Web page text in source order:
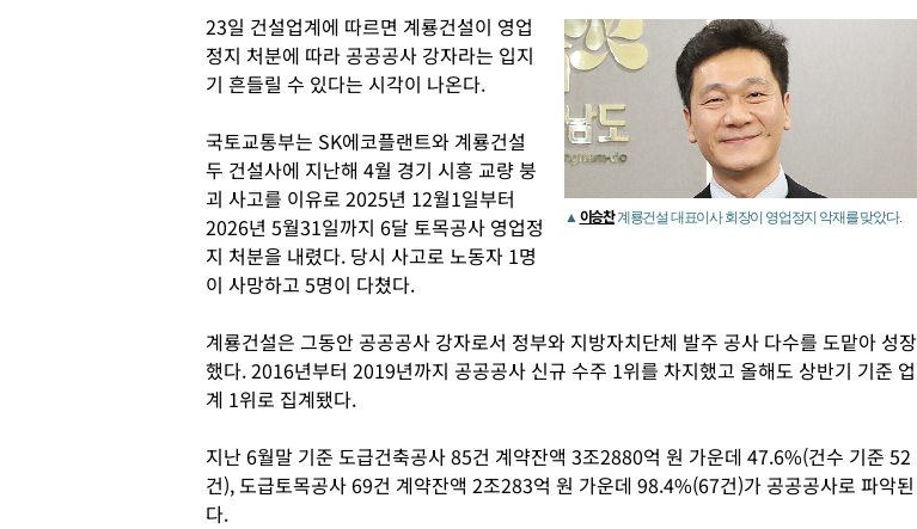
▲ 이승찬계룡건설 대표이사 회장이 영업정지 악재를 맞았다.
23일 건설업계에 따르면 계룡건설이 영업
정지 처분에 따라 공공공사 강자라는 입지
기 흔들릴 수 있다는 시각이 나온다.
국토교통부는 SK에코플랜트와 계룡건설
두 건설사에 지난해 4월 경기 시흥 교량 붕
괴 사고를 이유로 2025년 12월1일부터
2026년 5월31일까지 6달 토목공사 영업정
지 처분을 내렸다. 당시 사고로 노동자 1명
이 사망하고 5명이 다쳤다.
계룡건설은 그동안 공공공사 강자로서 정부와 지방자치단체 발주 공사 다수를 도맡아 성장
했다. 2016년부터 2019년까지 공공공사 신규 수주 1위를 차지했고 올해도 상반기 기준 업
계 1위로 집계됐다.
지난 6월말 기준 도급건축공사 85건 계약잔액 3조2880억 원 가운데 47.6%(건수 기준 52
건), 도급토목공사 69건 계약잔액 2조283억 원 가운데 98.4%(67건)가 공공공사로 파악된
다.